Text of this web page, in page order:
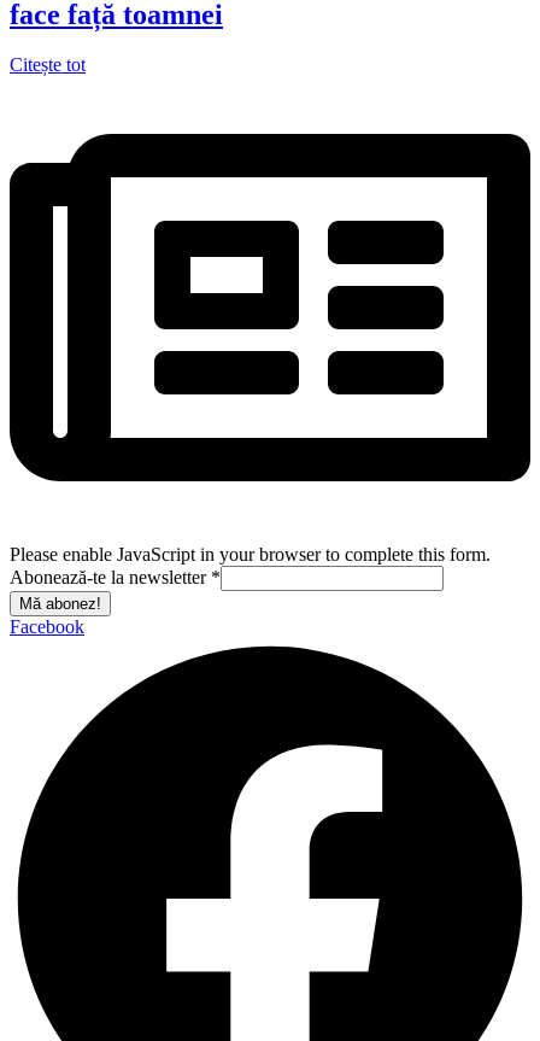
face față toamnei
Citește tot
Please enable JavaScript in your browser to complete this form.
Abonează-te la newsletter *
Mă abonez!
Facebook